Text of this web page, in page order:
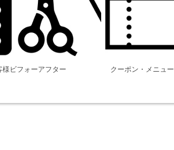
様ビフォーアフター クーポン・メニュー